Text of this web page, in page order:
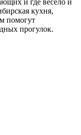
кухня,
помогут
прогулок.